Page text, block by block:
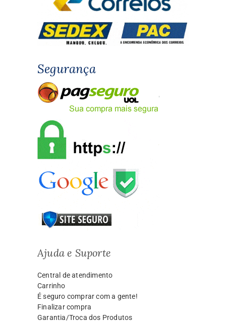
Segurança
Ajuda e Suporte
Central de atendimento
Carrinho
É seguro comprar com a gente!
Finalizar compra
Garantia/Troca dos Produtos